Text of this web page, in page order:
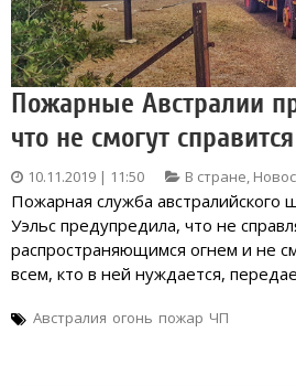
Пожарные Австралии
что не смогут
10.11.2019 | 11:50 В стране,
Пожарная служба
Уэльс предупредила, что не
распространяющимся огнем и не
всем, кто в ней нуждается,
Австралия огонь пожар ЧП